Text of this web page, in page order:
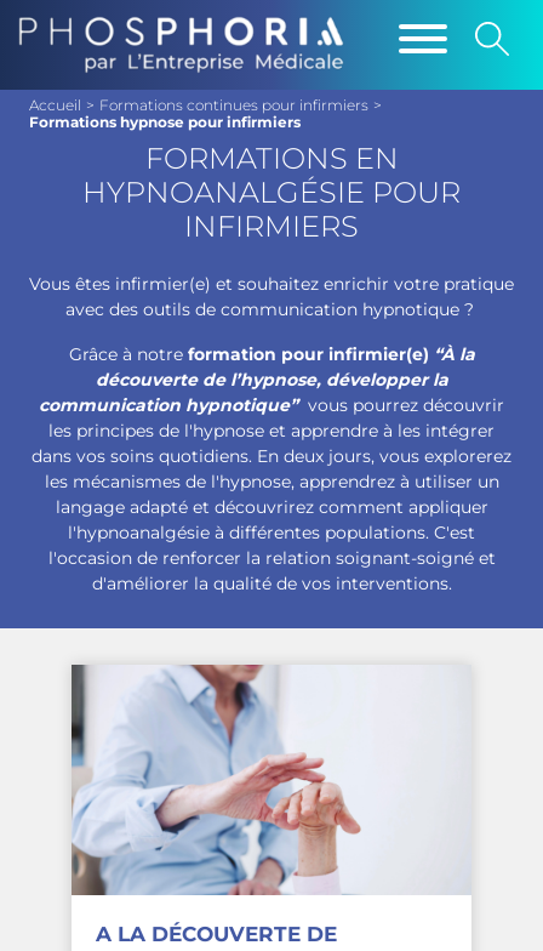
Accueil > Formations continues pour infirmiers >
Formations hypnose pour infirmiers
FORMATIONS EN
HYPNOANALGÉSIE POUR
INFIRMIERS
Vous êtes infirmier(e) et souhaitez enrichir votre pratique
avec des outils de communication hypnotique ?
Grâce à notre formation pour infirmier(e) “À la
découverte de l’hypnose, développer la
communication hypnotique”vous pourrez découvrir
les principes de l'hypnose et apprendre à les intégrer
dans vos soins quotidiens. En deux jours, vous explorerez
les mécanismes de l'hypnose, apprendrez à utiliser un
langage adapté et découvrirez comment appliquer
l'hypnoanalgésie à différentes populations. C'est
l'occasion de renforcer la relation soignant-soigné et
d'améliorer la qualité de vos interventions.
A LA DÉCOUVERTE DE